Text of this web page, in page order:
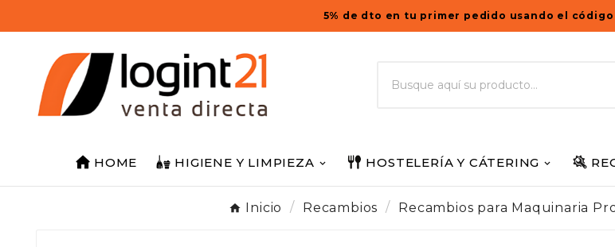
5% de dto en tu primer pedido usando el código
HOME HIGIENE Y LIMPIEZA HOSTELERÍA Y CÁTERING
Inicio Recambios Recambios para Maquinaria